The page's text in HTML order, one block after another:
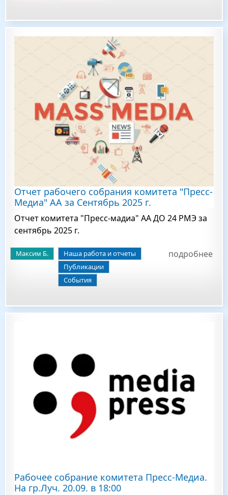
Отчет рабочего собрания комитета "Пресс-
Медиа" АА за Сентябрь 2025 г.
Отчет комитета "Пресс-мадиа" АА ДО 24 РМЭ за
сентябрь 2025 г.
Максим Б.
Наша работа и отчеты
Публикации
События
подробнее
Рабочее собрание комитета Пресс-Медиа.
На гр.Луч. 20.09. в 18:00